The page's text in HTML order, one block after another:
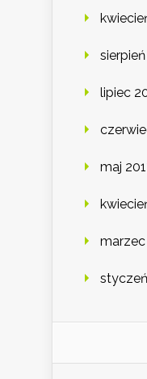
lipiec
maj
marzec